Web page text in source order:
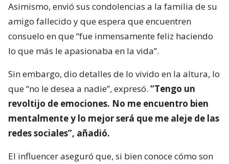
Asimismo, envió sus condolencias a la familia de su
amigo fallecido y que espera que encuentren
consuelo en que “fue inmensamente feliz haciendo
lo que más le apasionaba en la vida”.
Sin embargo, dio detalles de lo vivido en la altura, lo
que “no le desea a nadie”, expresó. “Tengo un
revoltijo de emociones. No me encuentro bien
mentalmente y lo mejor será que me aleje de las
redes sociales”, añadió.
El influencer aseguró que, si bien conoce cómo son